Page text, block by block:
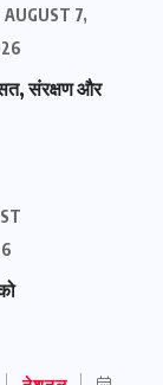
AUGUST 7,
संरक्षण और